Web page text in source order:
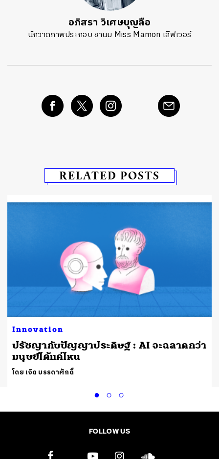
อภิสรา วิเศษบุญลือ
นักวาดภาพประกอบ ชานม Miss Mamon เลิฟเวอร์
RELATED POSTS
Innovation
ปรัชญากับปัญญาประดิษฐ์ : AI จะฉลาดกว่า
มนุษย์ได้แค่ไหน
โดย เจิด บรรดาศักดิ์
FOLLOW US